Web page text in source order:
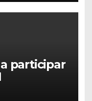
a participar